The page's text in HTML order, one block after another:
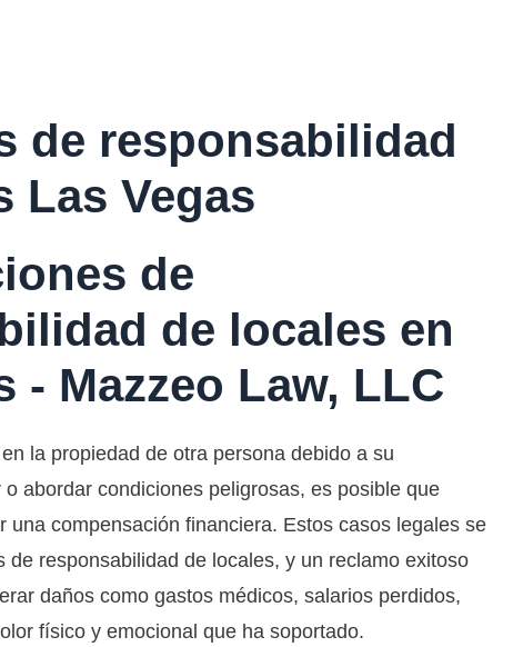
de responsabilidad
Las Vegas
de
de locales en
- Mazzeo Law, LLC
la propiedad de otra persona debido a su
abordar condiciones peligrosas, es posible que
una compensación financiera. Estos casos legales se
de responsabilidad de locales, y un reclamo exitoso
daños como gastos médicos, salarios perdidos,
físico y emocional que ha soportado.